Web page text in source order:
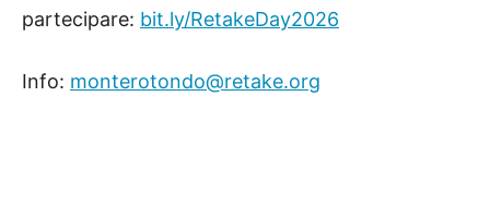
partecipare: bit.ly/RetakeDay2026
Info: monterotondo@retake.org